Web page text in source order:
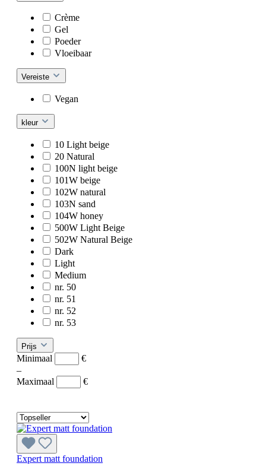
Crème
Gel
Poeder
Vloeibaar
Vereiste
Vegan
kleur
10 Light beige
20 Natural
100N light beige
101W beige
102W natural
103N sand
104W honey
500W Light Beige
502W Natural Beige
Dark
Light
Medium
nr. 50
nr. 51
nr. 52
nr. 53
Prijs
Minimaal
€
–
Maximaal
€
Expert matt foundation